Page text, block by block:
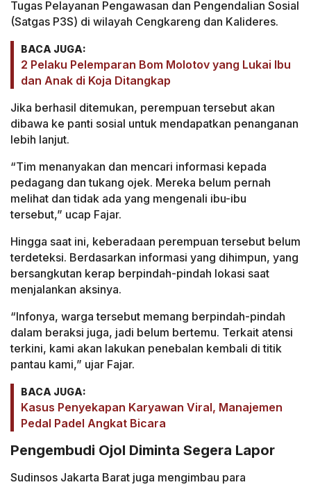
Tugas Pelayanan Pengawasan dan Pengendalian Sosial
(Satgas P3S) di wilayah Cengkareng dan Kalideres.
BACA JUGA:
2 Pelaku Pelemparan Bom Molotov yang Lukai Ibu
dan Anak di Koja Ditangkap
Jika berhasil ditemukan, perempuan tersebut akan
dibawa ke panti sosial untuk mendapatkan penanganan
lebih lanjut.
“Tim menanyakan dan mencari informasi kepada
pedagang dan tukang ojek. Mereka belum pernah
melihat dan tidak ada yang mengenali ibu-ibu
tersebut,” ucap Fajar.
Hingga saat ini, keberadaan perempuan tersebut belum
terdeteksi. Berdasarkan informasi yang dihimpun, yang
bersangkutan kerap berpindah-pindah lokasi saat
menjalankan aksinya.
“Infonya, warga tersebut memang berpindah-pindah
dalam beraksi juga, jadi belum bertemu. Terkait atensi
terkini, kami akan lakukan penebalan kembali di titik
pantau kami,” ujar Fajar.
BACA JUGA:
Kasus Penyekapan Karyawan Viral, Manajemen
Pedal Padel Angkat Bicara
Pengembudi Ojol Diminta Segera Lapor
Sudinsos Jakarta Barat juga mengimbau para